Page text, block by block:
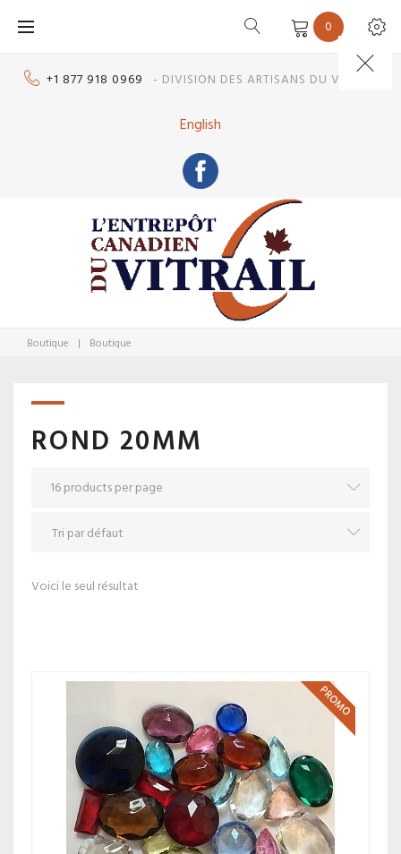
0
+1 877 918 0969 - DIVISION DES ARTISANS DU VITRAIL
English
Boutique | Boutique
ROND 20MM
Voici le seul résultat
PROMO